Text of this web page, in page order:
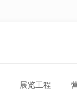
展览工程